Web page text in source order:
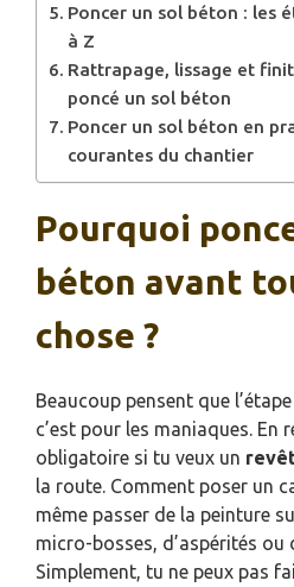
Poncer un sol béton : les
à Z
Rattrapage, lissage et
poncé un sol béton
Poncer un sol béton en
courantes du chantier
Pourquoi
béton avant
chose ?
Beaucoup pensent que
c’est pour les maniaques. En
obligatoire si tu veux un
la route. Comment poser un
même passer de la peinture
micro-bosses, d’aspérités ou
Simplement, tu ne peux pas